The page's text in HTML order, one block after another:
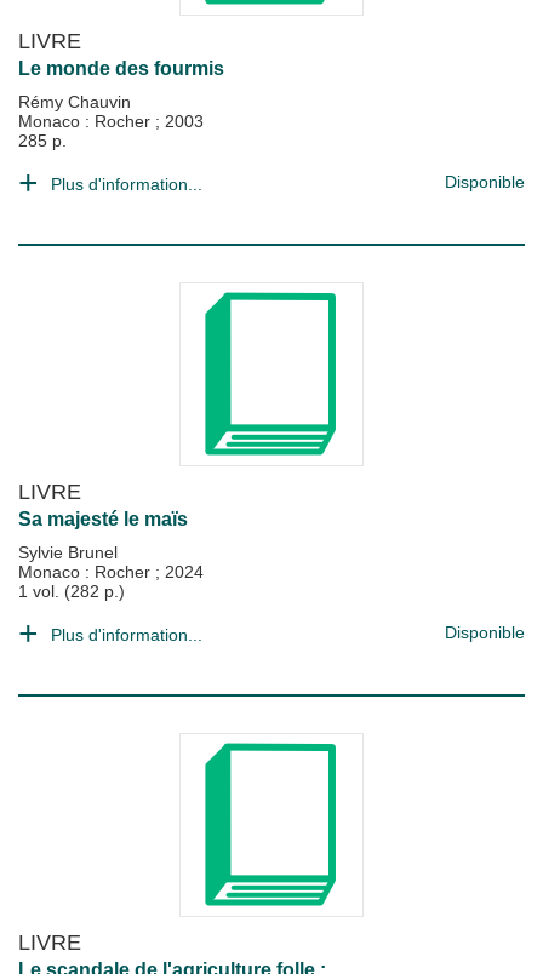
LIVRE
Le monde des fourmis
Rémy Chauvin
Monaco : Rocher ; 2003
285 p.
Plus d'information... Disponible
LIVRE
Sa majesté le maïs
Sylvie Brunel
Monaco : Rocher ; 2024
1 vol. (282 p.)
Plus d'information... Disponible
LIVRE
Le scandale de l'agriculture folle :